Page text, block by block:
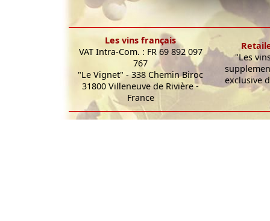
Les vins français
VAT Intra-Com. : FR 69 892 097
767
"Le Vignet" - 338 Chemin Biroc
31800 Villeneuve de Rivière -
France
"Les
exclusive